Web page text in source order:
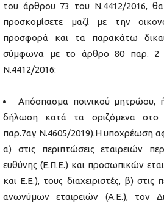
του άρθρου 73 του Ν.4412/2016, θα
προσκομίσετε μαζί με την
προσφορά και τα παρακάτω
σύμφωνα με το άρθρο 80 παρ. 2
Ν.4412/2016:
Απόσπασμα ποινικού μητρώου,
δήλωση κατά τα οριζόμενα στο
παρ.7αγ Ν.4605/2019).Η υποχρέωση
α) στις περιπτώσεις εταιρειών
ευθύνης (Ε.Π.Ε.) και προσωπικών
και Ε.Ε.), τους διαχειριστές, β) στις
ανωνύμων εταιρειών (Α.Ε.), τον